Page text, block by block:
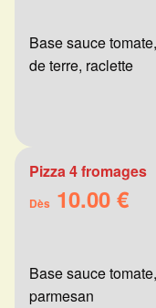
Base sauce
de terre, raclette
Pizza 4 fromages
Dès 10.00 €
Base sauce
parmesan